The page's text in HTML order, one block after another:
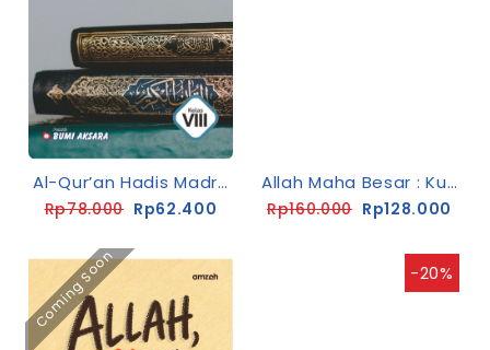
Al-Qur’an Hadis Madrasah Tsanawiyah Kelas VIII
Rp78.000 Rp62.400
Allah Maha Besar : Kumpulan 30 Cerita Kebesaran Allah Swt.
Rp160.000 Rp128.000
Coming Soon -20%